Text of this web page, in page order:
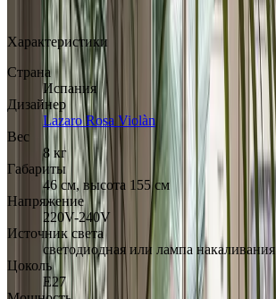
Арт.: Frank floor· Добавлено: 28.06.2019
Характеристики
Страна
Испания
Дизайнер
Lazaro Rosa Violàn
Вес
8 кг
Габариты
46 см, высота 155 см
Напряжение
220V-240V
Источник света
светодиодная или лампа накаливания
Цоколь
Е27